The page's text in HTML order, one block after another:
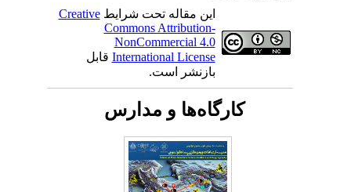
این مقاله تحت شرایطCreative
Commons Attribution-
NonCommercial 4.0
International Licenseقابل
بازنشر است.
کارگاه‌ها و مدارس